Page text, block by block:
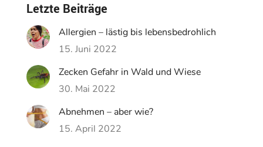
Letzte Beiträge
Allergien – lästig bis lebensbedrohlich
15. Juni 2022
Zecken Gefahr in Wald und Wiese
30. Mai 2022
Abnehmen – aber wie?
15. April 2022